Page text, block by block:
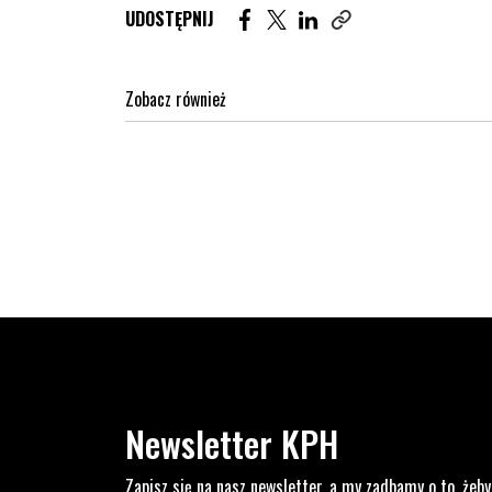
UDOSTĘPNIJ Udostępnij artykuł na Facebook.
Udostępnij artykuł na
Udostępnij artykuł na
Zobacz również
Newsletter KPH
Zapisz się na nasz newsletter, a my zadbamy o to,